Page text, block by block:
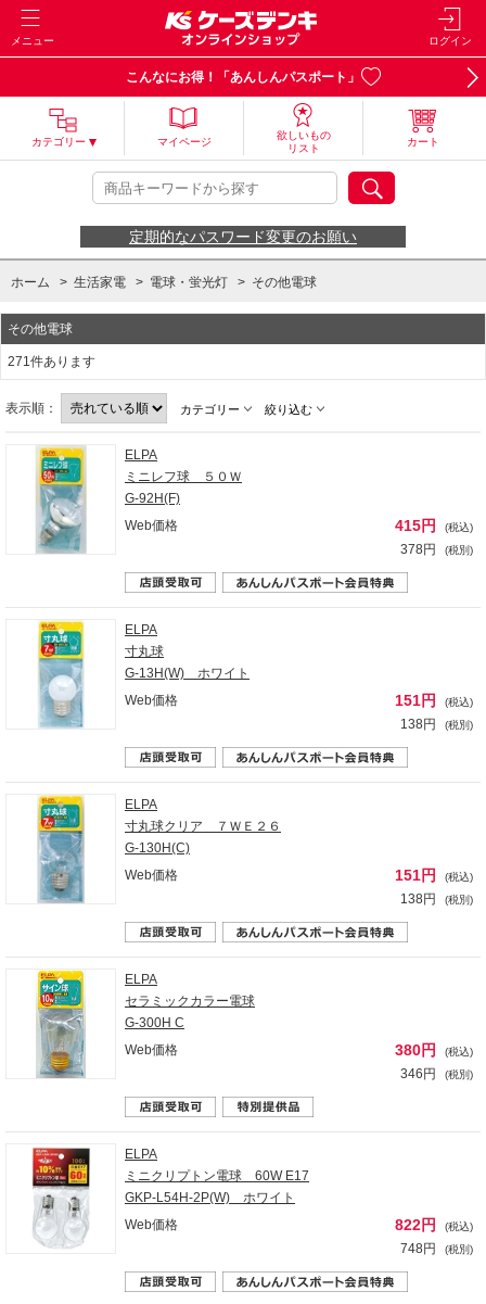
メニュー ログイン
こんなにお得！「あんしんパスポート」
カテゴリー マイページ
欲しいもの
リスト
カート
定期的なパスワード変更のお願い
ホーム > 生活家電 > 電球・蛍光灯 > その他電球
その他電球
271件あります
表示順： カテゴリー 絞り込む
ELPA
ミニレフ球 ５０Ｗ
G-92H(F)
Web価格
415円 (税込)
378円 (税別)
ELPA
寸丸球
G-13H(W) ホワイト
Web価格
151円 (税込)
138円 (税別)
ELPA
寸丸球クリア ７ＷＥ２６
G-130H(C)
Web価格
151円 (税込)
138円 (税別)
ELPA
セラミックカラー電球
G-300H C
Web価格
380円 (税込)
346円 (税別)
ELPA
ミニクリプトン電球 60W E17
GKP-L54H-2P(W) ホワイト
Web価格
822円 (税込)
748円 (税別)